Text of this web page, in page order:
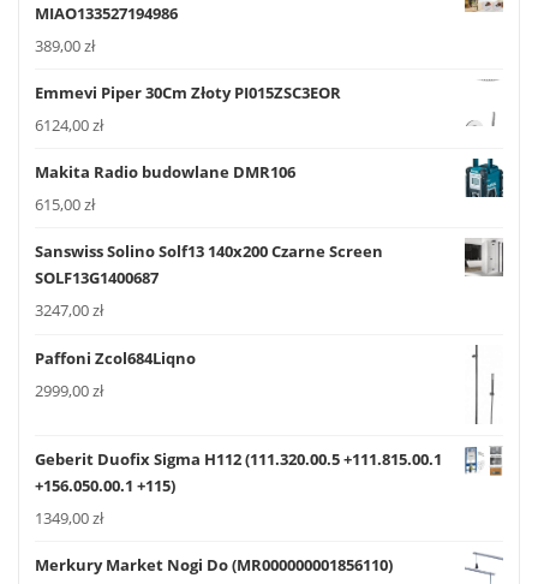
MIAO133527194986
389,00zł
Emmevi Piper 30Cm Złoty PI015ZSC3EOR
6124,00zł
Makita Radio budowlane DMR106
615,00zł
Sanswiss Solino Solf13 140x200 Czarne Screen
SOLF13G1400687
3247,00zł
Paffoni Zcol684Liqno
2999,00zł
Geberit Duofix Sigma H112 (111.320.00.5 +111.815.00.1
+156.050.00.1 +115)
1349,00zł
Merkury Market Nogi Do (MR000000001856110)